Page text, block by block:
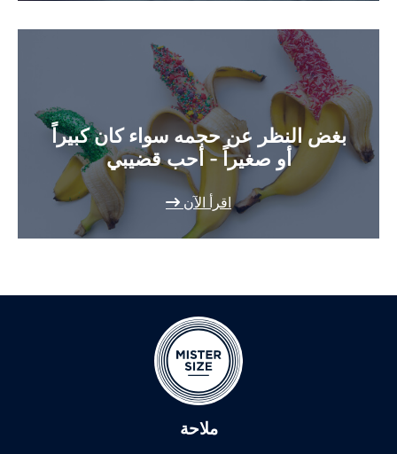
بغض النظر عن حجمه سواء كان كبيراً
أو صغيراً - أحب قضيبي
اقرأ الآن
ملاحة